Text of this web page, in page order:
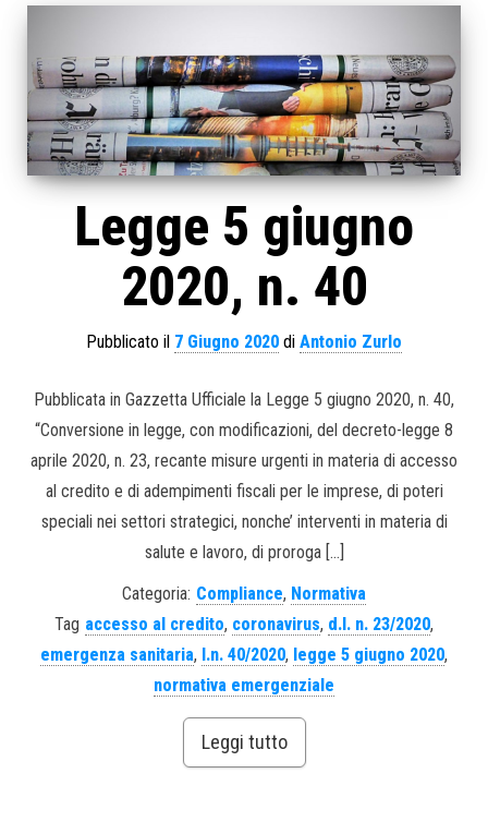
Legge 5 giugno
2020, n. 40
Pubblicato il 7 Giugno 2020 di Antonio Zurlo
Pubblicata in Gazzetta Ufficiale la Legge 5 giugno 2020, n. 40,
“Conversione in legge, con modificazioni, del decreto-legge 8
aprile 2020, n. 23, recante misure urgenti in materia di accesso
al credito e di adempimenti fiscali per le imprese, di poteri
speciali nei settori strategici, nonche’ interventi in materia di
salute e lavoro, di proroga […]
Categoria: Compliance, Normativa
Tag accesso al credito, coronavirus, d.l. n. 23/2020,
emergenza sanitaria, l.n. 40/2020, legge 5 giugno 2020,
normativa emergenziale
Leggi tutto